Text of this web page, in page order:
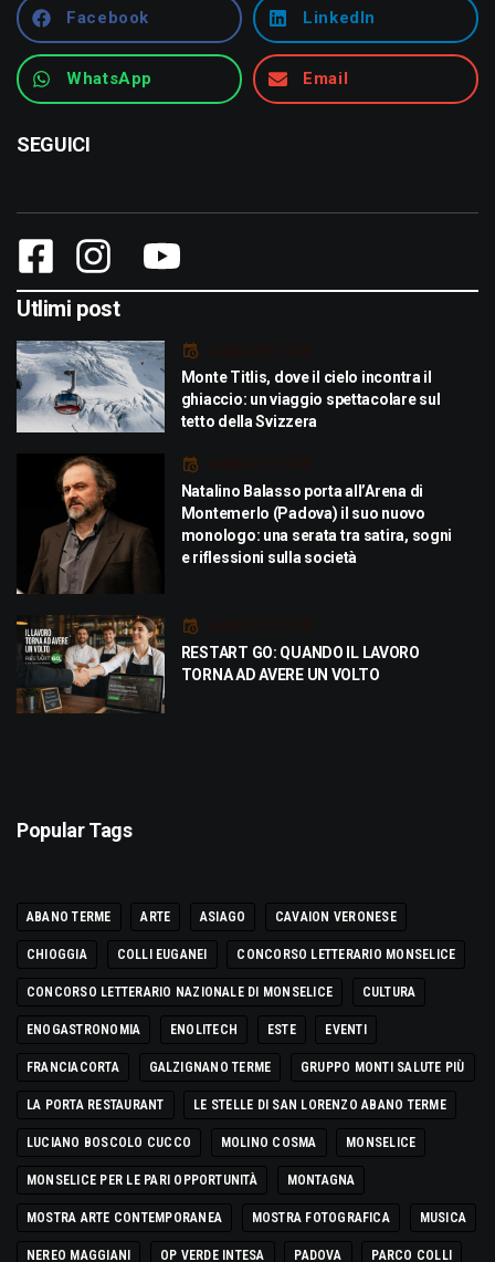
Facebook LinkedIn
WhatsApp Email
SEGUICI
Utlimi post
Luglio 29, 2026
Monte Titlis, dove il cielo incontra il
ghiaccio: un viaggio spettacolare sul
tetto della Svizzera
Luglio 21, 2026
Natalino Balasso porta all’Arena di
Montemerlo (Padova) il suo nuovo
monologo: una serata tra satira, sogni
e riflessioni sulla società
Luglio 21, 2026
RESTART GO: QUANDO IL LAVORO
TORNA AD AVERE UN VOLTO
Popular Tags
ABANO TERME ARTE ASIAGO CAVAION VERONESE
CHIOGGIA COLLI EUGANEI CONCORSO LETTERARIO MONSELICE
CONCORSO LETTERARIO NAZIONALE DI MONSELICE CULTURA
ENOGASTRONOMIA ENOLITECH ESTE EVENTI
FRANCIACORTA GALZIGNANO TERME GRUPPO MONTI SALUTE PIÙ
LA PORTA RESTAURANT LE STELLE DI SAN LORENZO ABANO TERME
LUCIANO BOSCOLO CUCCO MOLINO COSMA MONSELICE
MONSELICE PER LE PARI OPPORTUNITÀ MONTAGNA
MOSTRA ARTE CONTEMPORANEA MOSTRA FOTOGRAFICA MUSICA
NEREO MAGGIANI OP VERDE INTESA PADOVA PARCO COLLI